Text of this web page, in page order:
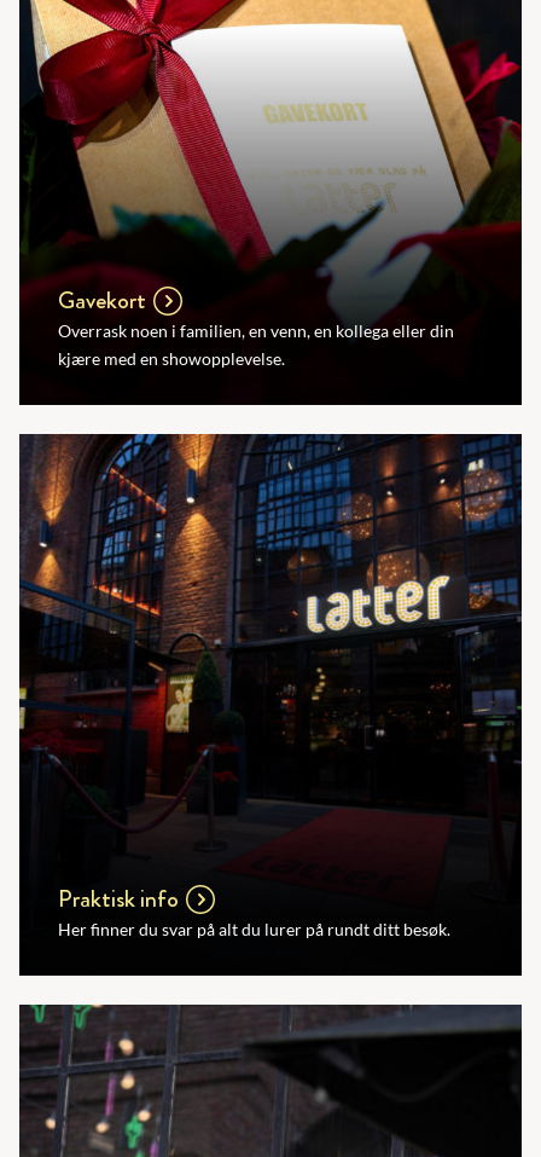
Gavekort
Overrask noen i familien, en venn, en kollega eller din
kjære med en showopplevelse.
Praktisk info
Her finner du svar på alt du lurer på rundt ditt besøk.